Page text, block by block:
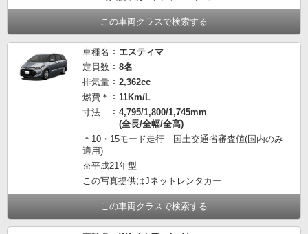
この車両クラスで検索する
車種名
エスティマ
定員数
8名
排気量
2,362cc
燃費＊
11Km/L
寸法
4,795/1,800/1,745mm
(全長/全幅/全高)
＊10・15モード走行 国土交通省審査値(国内のみ
適用)
※平成21年型
この写真提供はJネットレンタカー
この車両クラスで検索する